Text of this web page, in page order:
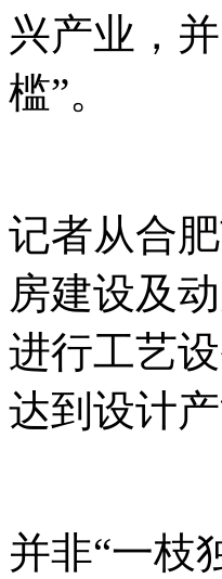
兴产业，
槛”。
记者从合
房建设及
进行工艺
达到设计产
并非“一枝